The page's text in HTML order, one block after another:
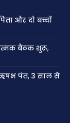
और दो बच्चों
बैठक शुरू,
पंत, 3 साल से